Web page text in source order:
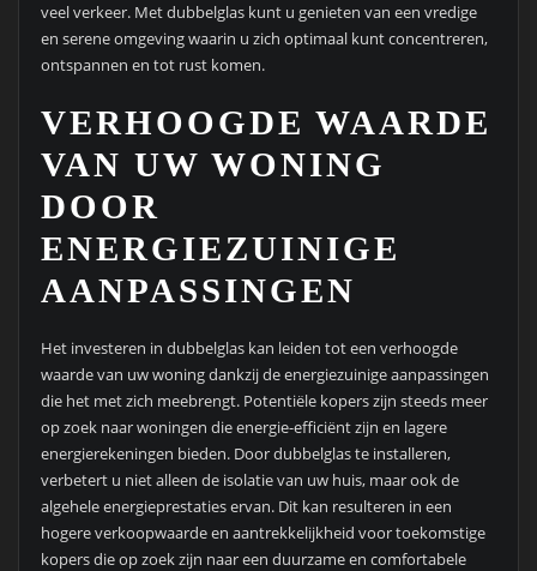
veel verkeer. Met dubbelglas kunt u genieten van een vredige
en serene omgeving waarin u zich optimaal kunt concentreren,
ontspannen en tot rust komen.
VERHOOGDE WAARDE
VAN UW WONING
DOOR
ENERGIEZUINIGE
AANPASSINGEN
Het investeren in dubbelglas kan leiden tot een verhoogde
waarde van uw woning dankzij de energiezuinige aanpassingen
die het met zich meebrengt. Potentiële kopers zijn steeds meer
op zoek naar woningen die energie-efficiënt zijn en lagere
energierekeningen bieden. Door dubbelglas te installeren,
verbetert u niet alleen de isolatie van uw huis, maar ook de
algehele energieprestaties ervan. Dit kan resulteren in een
hogere verkoopwaarde en aantrekkelijkheid voor toekomstige
kopers die op zoek zijn naar een duurzame en comfortabele